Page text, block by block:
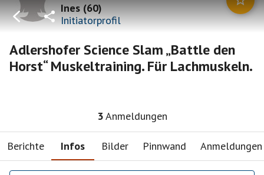
Ines(60)
Initiatorprofil
Adlershofer Science Slam „Battle den
Horst“ Muskeltraining. Für Lachmuskeln.
3Anmeldungen
Berichte Infos Bilder Pinnwand Anmeldungen